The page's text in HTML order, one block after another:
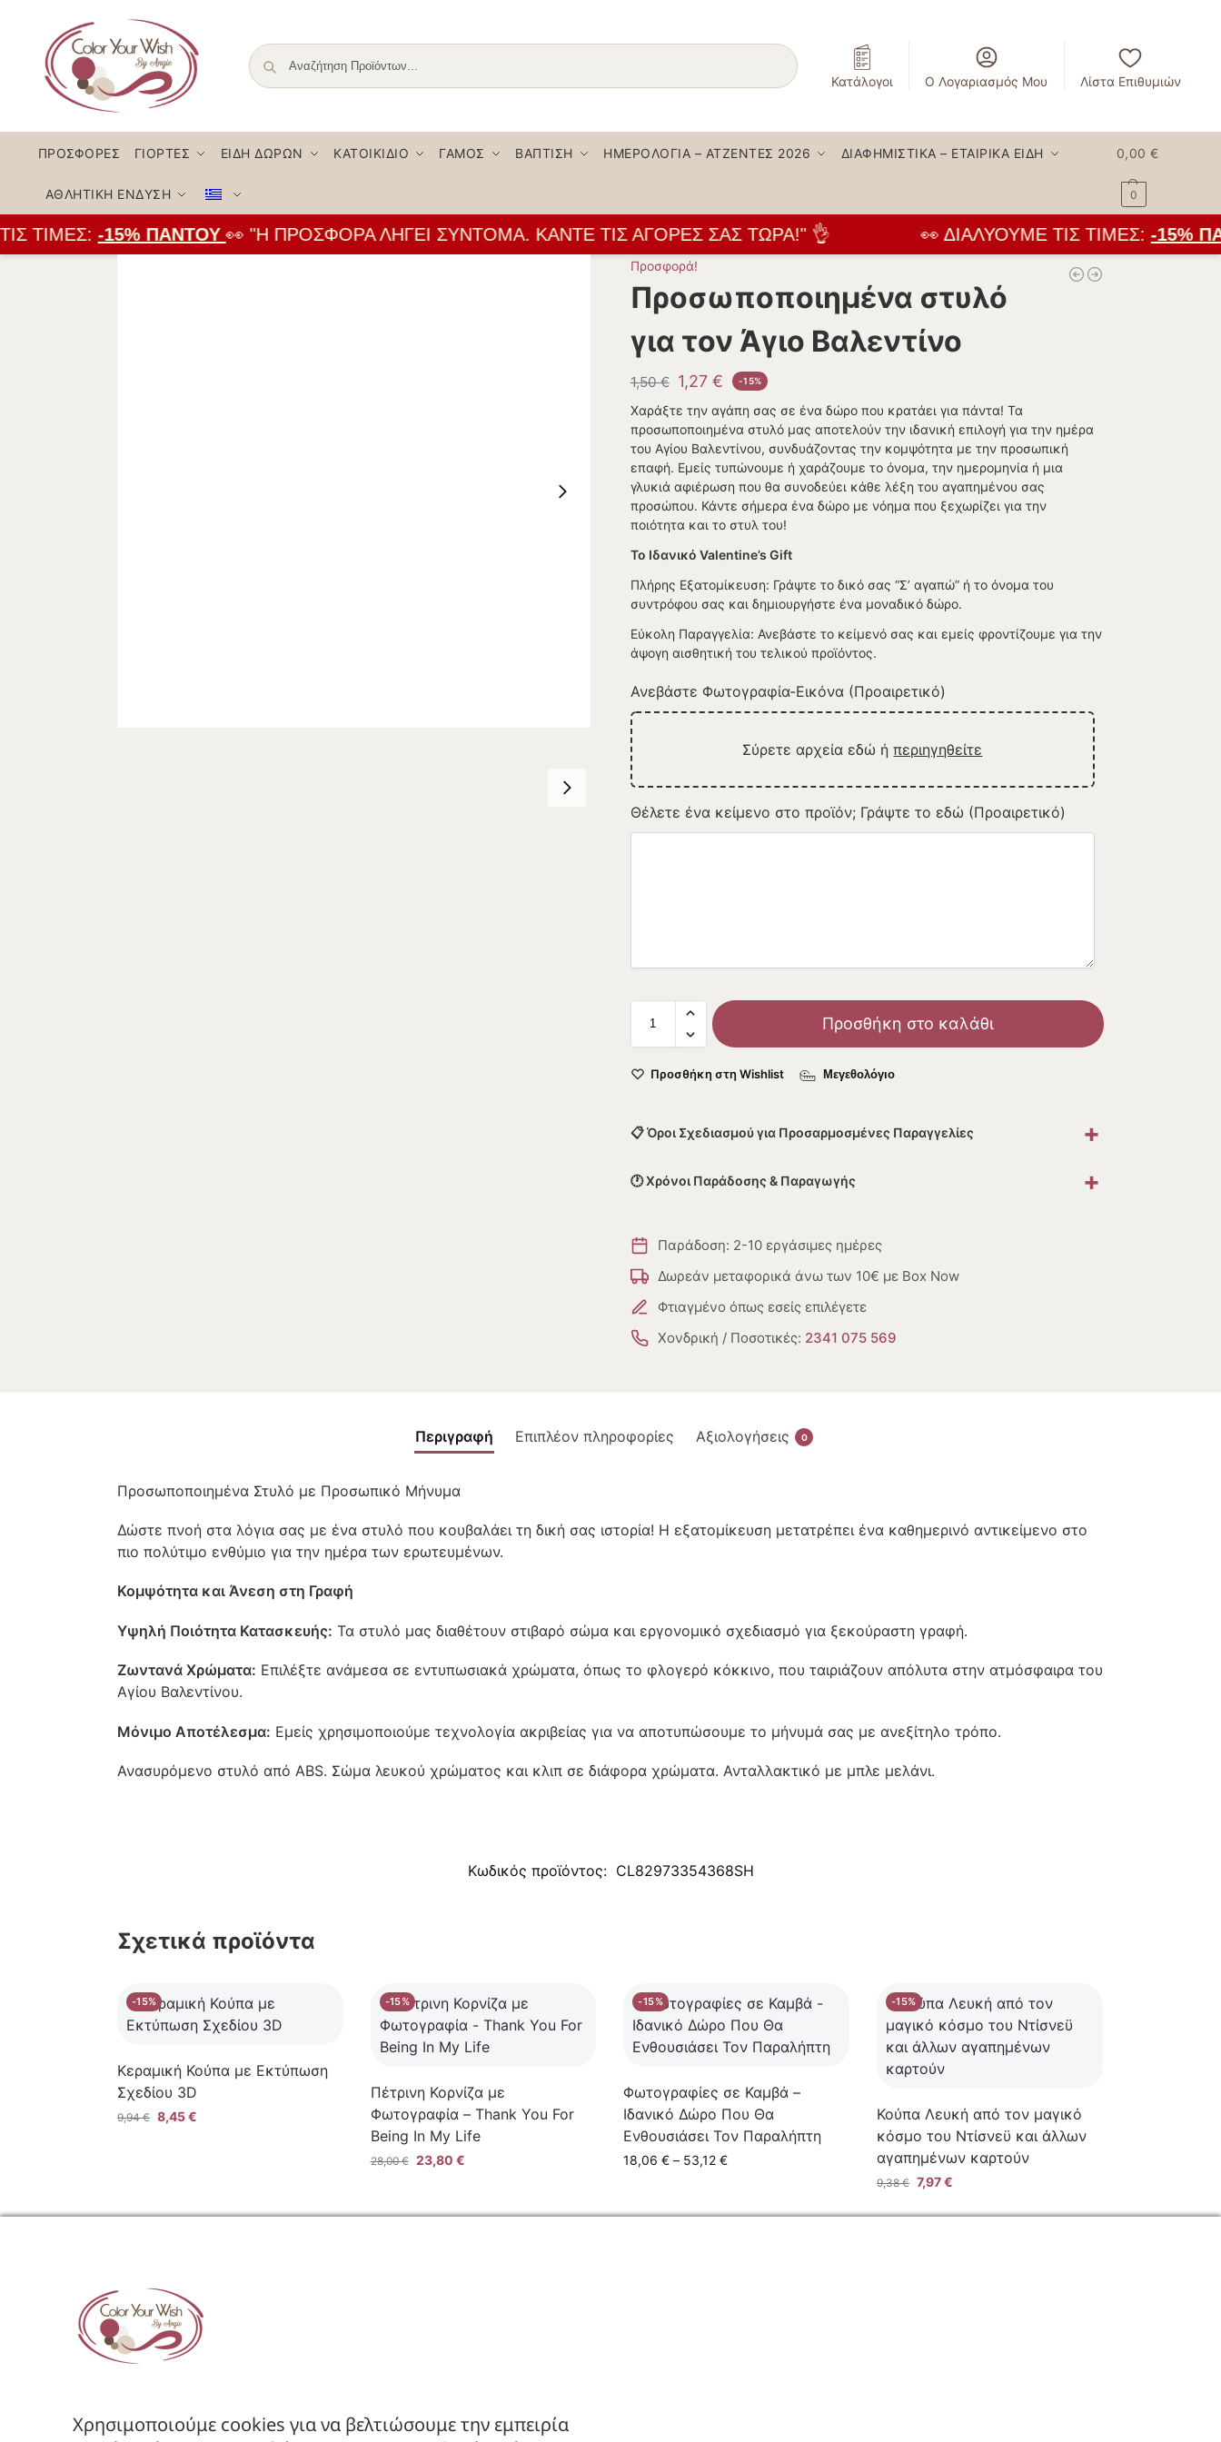
Αναζήτηση
Κατάλογοι Ο Λογαριασμός Μου Λίστα Επιθυμιών
ΠΡΟΣΦΟΡΈΣ ΓΙΟΡΤΈΣ ΕΊΔΗ ΔΏΡΩΝ ΚΑΤΟΙΚΊΔΙΟ ΓΆΜΟΣ ΒΆΠΤΙΣΗ ΗΜΕΡΟΛΌΓΙΑ – ΑΤΖΈΝΤΕΣ 2026 ΔΙΑΦΗΜΙΣΤΙΚΆ – ΕΤΑΙΡΙΚΆ ΕΊΔΗ
ΑΘΛΗΤΙΚΉ ΈΝΔΥΣΗ
0,00€
0
ΤΙΜΈΣ:-15% ΠΑΝΤΟΎ👀 "Η ΠΡΟΣΦΟΡΆ ΛΉΓΕΙ ΣΎΝΤΟΜΑ. ΚΆΝΤΕ ΤΙΣ ΑΓΟΡΈΣ ΣΑΣ ΤΏΡΑ!" 👌 👀 ΔΙΑΛΎΟΥΜΕ ΤΙΣ ΤΙΜΈΣ:-15%
Προσφορά!
Προσωποποιημένα στυλό
για τον Άγιο Βαλεντίνο
1,50€ 1,27 € -15%
Χαράξτε την αγάπη σας σε ένα δώρο που κρατάει για πάντα! Τα
προσωποποιημένα στυλό μας αποτελούν την ιδανική επιλογή για την ημέρα
του Αγίου Βαλεντίνου, συνδυάζοντας την κομψότητα με την προσωπική
επαφή. Εμείς τυπώνουμε ή χαράζουμε το όνομα, την ημερομηνία ή μια
γλυκιά αφιέρωση που θα συνοδεύει κάθε λέξη του αγαπημένου σας
προσώπου. Κάντε σήμερα ένα δώρο με νόημα που ξεχωρίζει για την
ποιότητα και το στυλ του!
Το Ιδανικό Valentine’s Gift
Πλήρης Εξατομίκευση: Γράψτε το δικό σας “Σ’ αγαπώ” ή το όνομα του
συντρόφου σας και δημιουργήστε ένα μοναδικό δώρο.
Εύκολη Παραγγελία: Ανεβάστε το κείμενό σας και εμείς φροντίζουμε για την
άψογη αισθητική του τελικού προϊόντος.
Ανεβάστε Φωτογραφία-Εικόνα (Προαιρετικό)
Σύρετε αρχεία εδώ ήπεριηγηθείτε
Θέλετε ένα κείμενο στο προϊόν; Γράψτε το εδώ (Προαιρετικό)
Προσθήκη στο καλάθι
Προσθήκη στη Wishlist Μεγεθολόγιο
📋 Όροι Σχεδιασμού για Προσαρμοσμένες Παραγγελίες +
🕐 Χρόνοι Παράδοσης & Παραγωγής +
Παράδοση: 2-10 εργάσιμες ημέρες
Δωρεάν μεταφορικά άνω των 10€ με Box Now
Φτιαγμένο όπως εσείς επιλέγετε
Χονδρική / Ποσοτικές: 2341 075 569
Περιγραφή Επιπλέον πληροφορίες Αξιολογήσεις 0
Προσωποποιημένα Στυλό με Προσωπικό Μήνυμα
Δώστε πνοή στα λόγια σας με ένα στυλό που κουβαλάει τη δική σας ιστορία! Η εξατομίκευση μετατρέπει ένα καθημερινό αντικείμενο στο
πιο πολύτιμο ενθύμιο για την ημέρα των ερωτευμένων.
Κομψότητα και Άνεση στη Γραφή
Υψηλή Ποιότητα Κατασκευής: Τα στυλό μας διαθέτουν στιβαρό σώμα και εργονομικό σχεδιασμό για ξεκούραστη γραφή.
Ζωντανά Χρώματα: Επιλέξτε ανάμεσα σε εντυπωσιακά χρώματα, όπως το φλογερό κόκκινο, που ταιριάζουν απόλυτα στην ατμόσφαιρα του
Αγίου Βαλεντίνου.
Μόνιμο Αποτέλεσμα: Εμείς χρησιμοποιούμε τεχνολογία ακριβείας για να αποτυπώσουμε το μήνυμά σας με ανεξίτηλο τρόπο.
Ανασυρόμενο στυλό από ABS. Σώμα λευκού χρώματος και κλιπ σε διάφορα χρώματα. Ανταλλακτικό με μπλε μελάνι.
Κωδικός προϊόντος: CL82973354368SH
Σχετικά προϊόντα
-15%
Κεραμική Κούπα με Εκτύπωση
Σχεδίου 3D
9,94€ 8,45€
-15%
Πέτρινη Κορνίζα με
Φωτογραφία – Thank You For
Being In My Life
28,00€ 23,80 €
-15%
Φωτογραφίες σε Καμβά –
Ιδανικό Δώρο Που Θα
Ενθουσιάσει Τον Παραλήπτη
18,06€ – 53,12€
-15%
Κούπα Λευκή από τον μαγικό
κόσμο του Ντίσνεϋ και άλλων
αγαπημένων καρτούν
9,38€ 7,97€
Χρησιμοποιούμε cookies για να βελτιώσουμε την εμπειρία